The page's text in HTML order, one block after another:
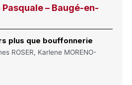
Pasquale – Baugé-en-
plus que bouffonnerie
ROSER, Karlene MORENO-